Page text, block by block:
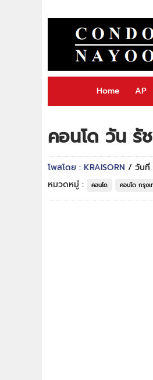
Home AP
คอนโด วัน รั
โพสโดย : KRAISORN / วันที่
หมวดหมู่ :
คอนโด คอนโด กรุง